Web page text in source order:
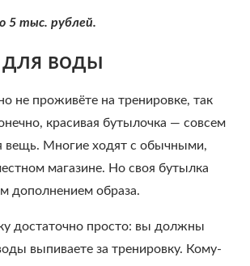
5 тыс. рублей.
воды
не проживёте на тренировке, так
красивая бутылочка — совсем
вещь. Многие ходят с обычными,
магазине. Но своя бутылка
дополнением образа.
достаточно просто: вы должны
выпиваете за тренировку. Кому-